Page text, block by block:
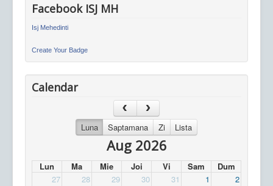
Facebook ISJ MH
Isj Mehedinti
Create Your Badge
Calendar
Luna Saptamana Zi Lista
Aug 2026
Lun Ma Mie Joi Vi Sam
Dum
27
28 29 30 31 1 2